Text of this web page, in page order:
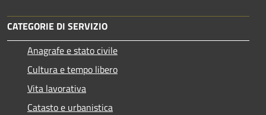
CATEGORIE DI SERVIZIO
Anagrafe e stato civile
Cultura e tempo libero
Vita lavorativa
Catasto e urbanistica